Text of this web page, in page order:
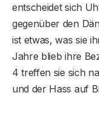
entscheidet sich
gegenüber den
ist etwas, was sie
Jahre blieb ihre
4 treffen sie sich
und der Hass auf